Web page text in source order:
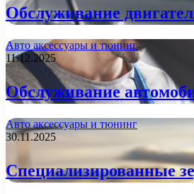
Обслуживание
Авто аксессуары и тюнинг
11.12.2025
Обслуживание
Авто аксессуары и тюнинг
30.11.2025
Специализированные